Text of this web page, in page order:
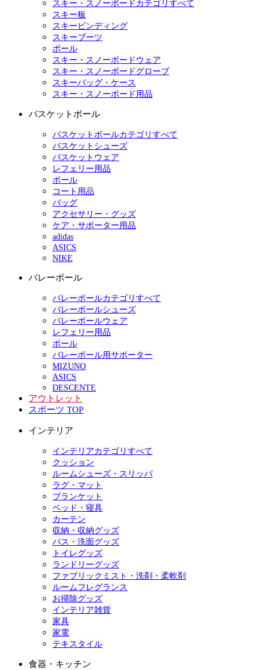
スキー・スノーボードカテゴリすべて
スキー板
スキービンディング
スキーブーツ
ポール
スキー・スノーボードウェア
スキー・スノーボードグローブ
スキーバッグ・ケース
スキー・スノーボード用品
バスケットボール
バスケットボールカテゴリすべて
バスケットシューズ
バスケットウェア
レフェリー用品
ボール
コート用品
バッグ
アクセサリー・グッズ
ケア・サポーター用品
adidas
ASICS
NIKE
バレーボール
バレーボールカテゴリすべて
バレーボールシューズ
バレーボールウェア
レフェリー用品
ボール
バレーボール用サポーター
MIZUNO
ASICS
DESCENTE
アウトレット
スポーツ TOP
インテリア
インテリアカテゴリすべて
クッション
ルームシューズ・スリッパ
ラグ・マット
ブランケット
ベッド・寝具
カーテン
収納・収納グッズ
バス・洗面グッズ
トイレグッズ
ランドリーグッズ
ファブリックミスト・洗剤・柔軟剤
ルームフレグランス
お掃除グッズ
インテリア雑貨
家具
家電
テキスタイル
食器・キッチン